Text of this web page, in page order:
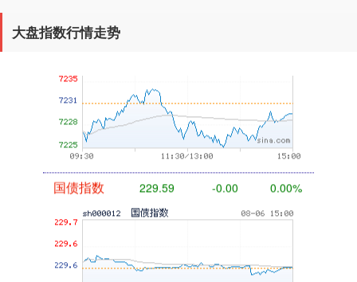
大盘指数行情走势
国债指数 229.59 -0.00 0.00%